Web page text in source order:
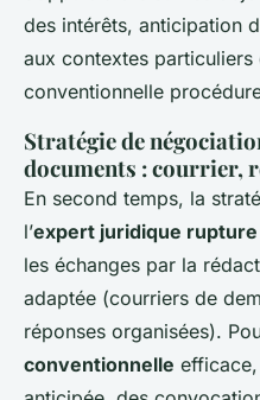
des intérêts, anticipation
aux contextes particuliers
conventionnelle
Stratégie de
documents : courrier,
En second temps, la
l’expert juridique
les échanges par la
adaptée (courriers de
réponses organisées).
conventionnelle